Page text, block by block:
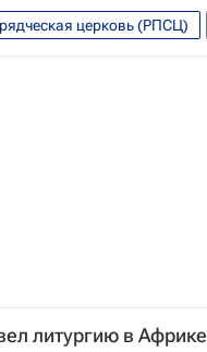
церковь (РПСЦ)
литургию в Африке